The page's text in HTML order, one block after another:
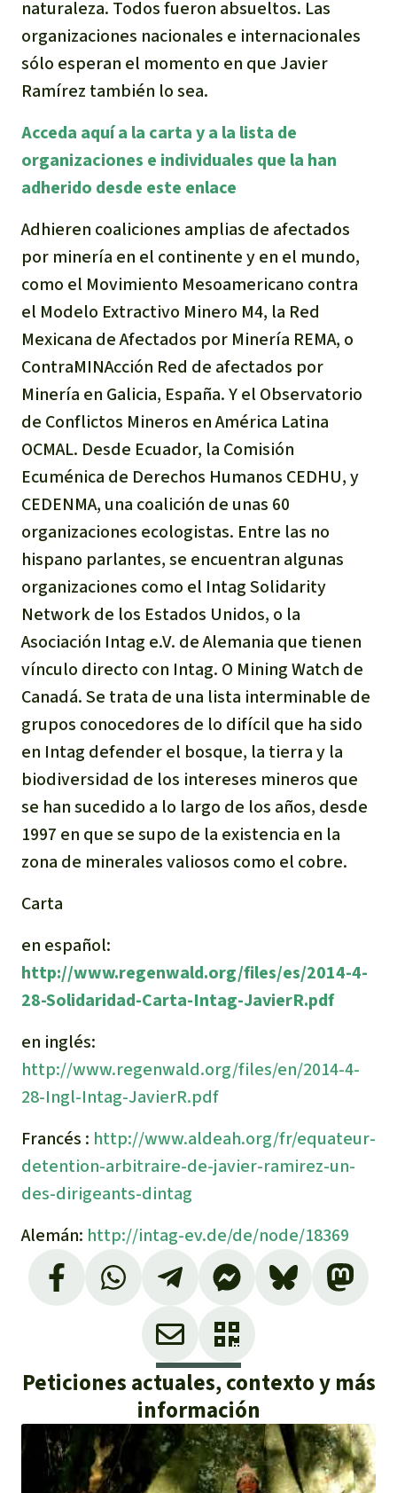
naturaleza. Todos fueron absueltos. Las
organizaciones nacionales e internacionales
sólo esperan el momento en que Javier
Ramírez también lo sea.
Acceda aquí a la carta y a la lista de
organizaciones e individuales que la han
adherido desde este enlace
Adhieren coaliciones amplias de afectados
por minería en el continente y en el mundo,
como el Movimiento Mesoamericano contra
el Modelo Extractivo Minero M4, la Red
Mexicana de Afectados por Minería REMA, o
ContraMINAcción Red de afectados por
Minería en Galicia, España. Y el Observatorio
de Conflictos Mineros en América Latina
OCMAL. Desde Ecuador, la Comisión
Ecuménica de Derechos Humanos CEDHU, y
CEDENMA, una coalición de unas 60
organizaciones ecologistas. Entre las no
hispano parlantes, se encuentran algunas
organizaciones como el Intag Solidarity
Network de los Estados Unidos, o la
Asociación Intag e.V. de Alemania que tienen
vínculo directo con Intag. O Mining Watch de
Canadá. Se trata de una lista interminable de
grupos conocedores de lo difícil que ha sido
en Intag defender el bosque, la tierra y la
biodiversidad de los intereses mineros que
se han sucedido a lo largo de los años, desde
1997 en que se supo de la existencia en la
zona de minerales valiosos como el cobre.
Carta
en español:
http://www.regenwald.org/files/es/2014-4-
28-Solidaridad-Carta-Intag-JavierR.pdf
en inglés:
http://www.regenwald.org/files/en/2014-4-
28-Ingl-Intag-JavierR.pdf
Francés : http://www.aldeah.org/fr/equateur-
detention-arbitraire-de-javier-ramirez-un-
des-dirigeants-dintag
Alemán: http://intag-ev.de/de/node/18369
Peticiones actuales, contexto y más
información